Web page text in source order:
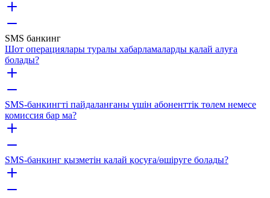
SMS банкинг
Шот операциялары туралы хабарламаларды қалай алуға
болады?
SMS-банкингті пайдаланғаны үшін абоненттік төлем немесе
комиссия бар ма?
SMS-банкинг қызметін қалай қосуға/өшіруге болады?